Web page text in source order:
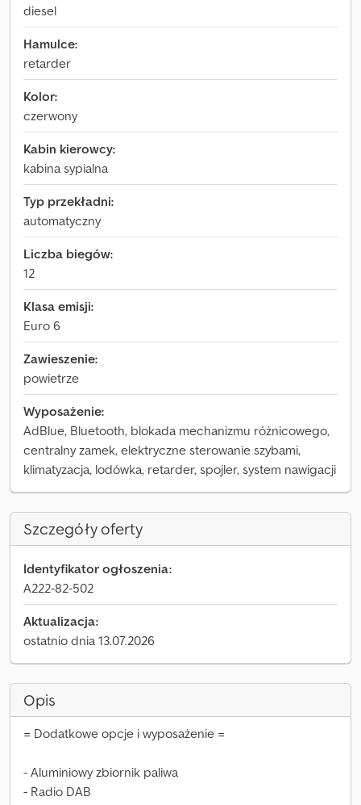
diesel
Hamulce:
retarder
Kolor:
czerwony
Kabin kierowcy:
kabina sypialna
Typ przekładni:
automatyczny
Liczba biegów:
12
Klasa emisji:
Euro 6
Zawieszenie:
powietrze
Wyposażenie:
AdBlue, Bluetooth, blokada mechanizmu różnicowego,
centralny zamek, elektryczne sterowanie szybami,
klimatyzacja, lodówka, retarder, spojler, system nawigacji
Szczegóły oferty
Identyfikator ogłoszenia:
A222-82-502
Aktualizacja:
ostatnio dnia 13.07.2026
Opis
= Dodatkowe opcje i wyposażenie =
- Aluminiowy zbiornik paliwa
- Radio DAB